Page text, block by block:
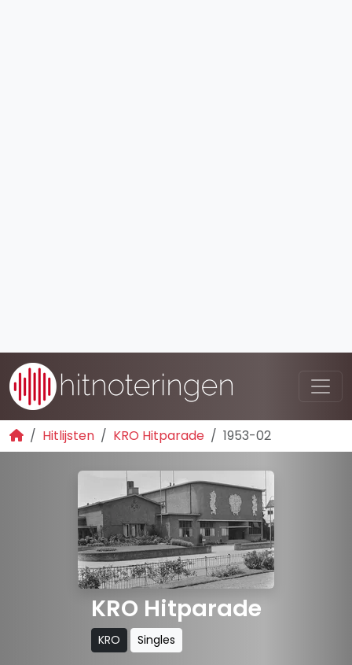
Hitlijsten KRO Hitparade 1953-02
KRO Hitparade
KRO Singles